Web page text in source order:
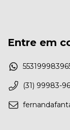
Entre em
(31) 99983-